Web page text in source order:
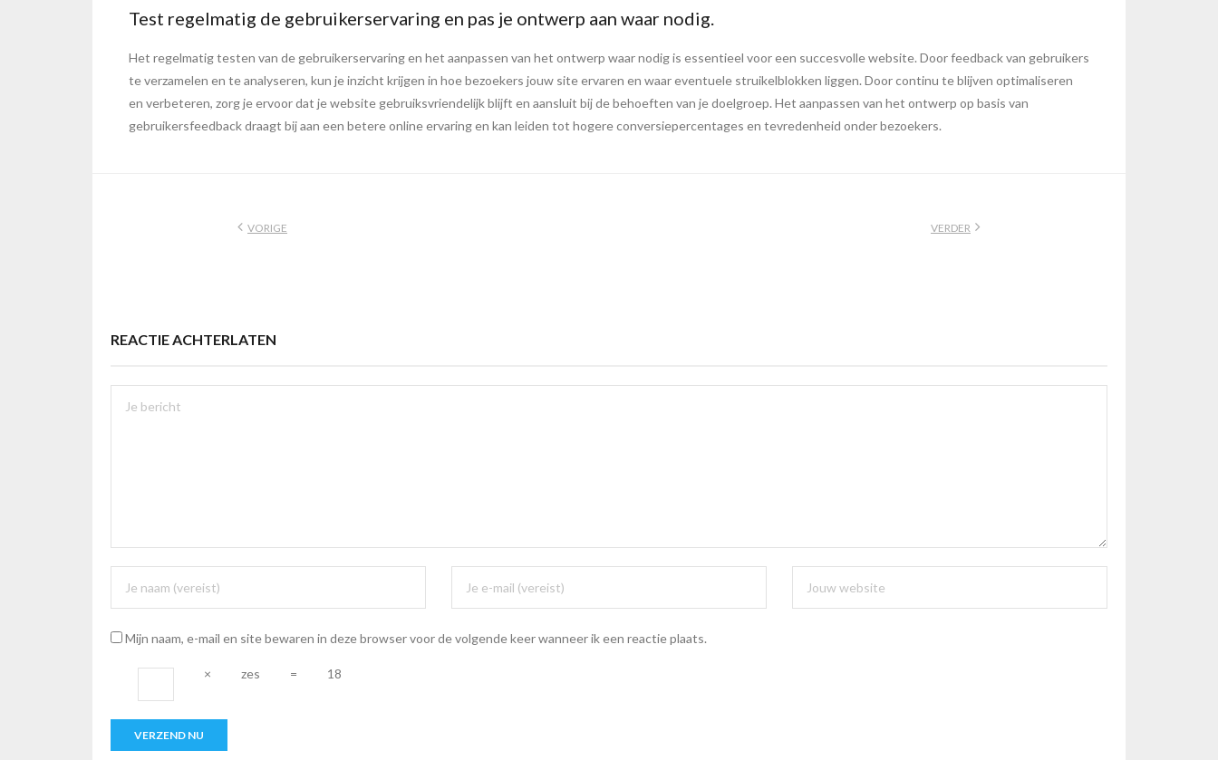
Test regelmatig de gebruikerservaring en pas je ontwerp aan waar nodig.
Het regelmatig testen van de gebruikerservaring en het aanpassen van het ontwerp waar nodig is essentieel voor een succesvolle website. Door feedback van gebruikers
te verzamelen en te analyseren, kun je inzicht krijgen in hoe bezoekers jouw site ervaren en waar eventuele struikelblokken liggen. Door continu te blijven optimaliseren
en verbeteren, zorg je ervoor dat je website gebruiksvriendelijk blijft en aansluit bij de behoeften van je doelgroep. Het aanpassen van het ontwerp op basis van
gebruikersfeedback draagt bij aan een betere online ervaring en kan leiden tot hogere conversiepercentages en tevredenheid onder bezoekers.
VORIGE VERDER
REACTIE ACHTERLATEN
Mijn naam, e-mail en site bewaren in deze browser voor de volgende keer wanneer ik een reactie plaats.
× zes = 18